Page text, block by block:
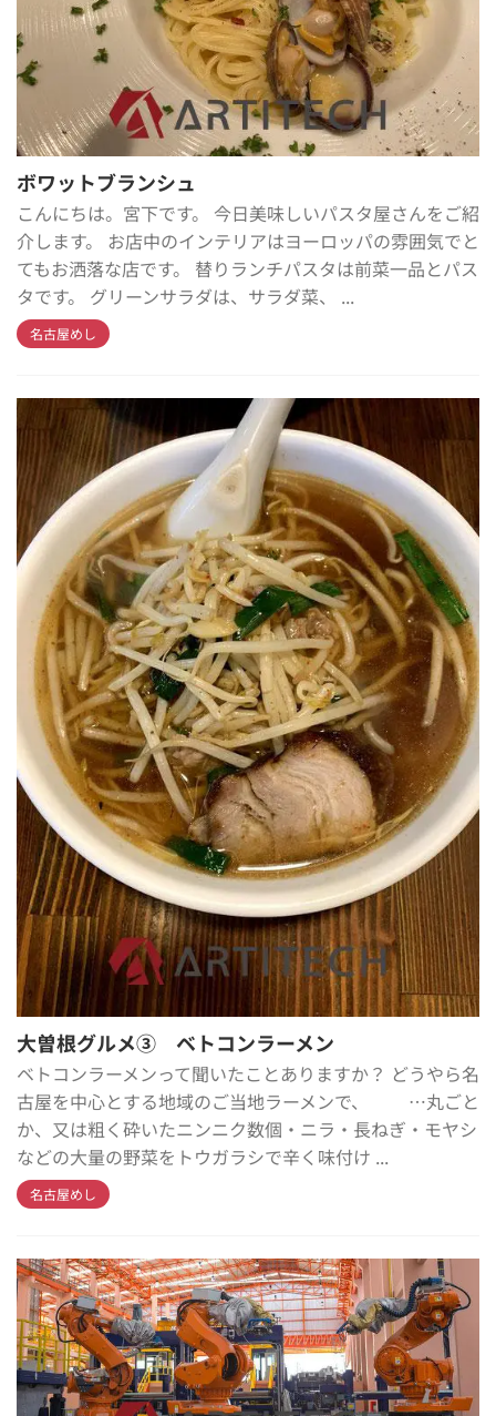
ボワットブランシュ
こんにちは。宮下です。 今日美味しいパスタ屋さんをご紹
介します。 お店中のインテリアはヨーロッパの雰囲気でと
てもお洒落な店です。 替りランチパスタは前菜一品とパス
タです。 グリーンサラダは、サラダ菜、 ...
名古屋めし
大曽根グルメ③ ベトコンラーメン
ベトコンラーメンって聞いたことありますか？ どうやら名
古屋を中心とする地域のご当地ラーメンで、 …丸ごと
か、又は粗く砕いたニンニク数個・ニラ・長ねぎ・モヤシ
などの大量の野菜をトウガラシで辛く味付け ...
名古屋めし